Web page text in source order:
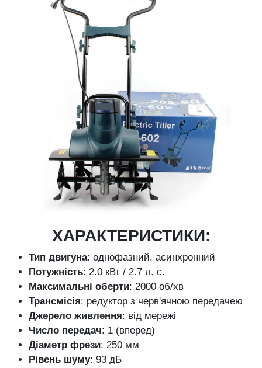
ХАРАКТЕРИСТИКИ:
Тип двигуна: однофазний, асинхронний
Потужність: 2.0 кВт / 2.7 л. с.
Максимальні оберти: 2000 об/хв
Трансмісія: редуктор з черв'ячною передачею
Джерело живлення: від мережі
Число передач: 1 (вперед)
Діаметр фрези: 250 мм
Рівень шуму: 93 дБ